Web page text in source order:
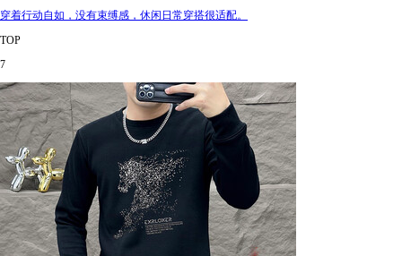
穿着行动自如，没有束缚感，休闲日常穿搭很适配。
TOP
7